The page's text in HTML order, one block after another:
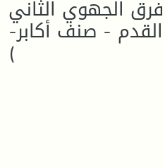
الجهوي الثاني
القدم - صنف أكابر-
)